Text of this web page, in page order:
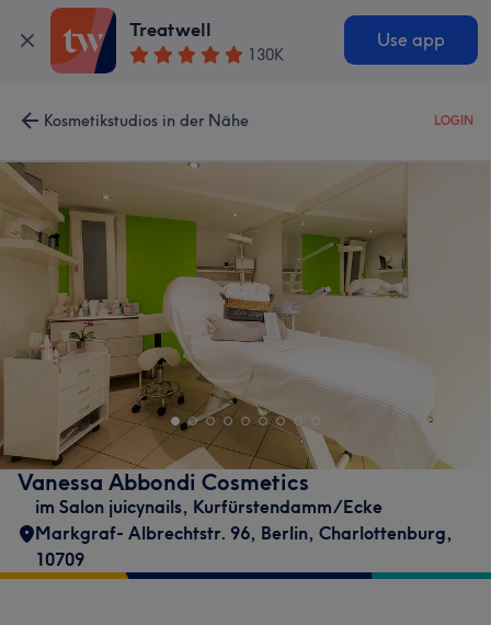
Treatwell
130K
Use app
Kosmetikstudios in der Nähe LOGIN
Vanessa Abbondi Cosmetics
im Salon juicynails, Kurfürstendamm/Ecke
Markgraf- Albrechtstr. 96, Berlin, Charlottenburg,
10709